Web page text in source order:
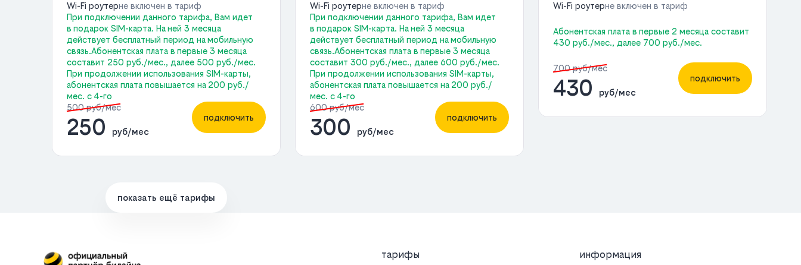
Wi-Fi роутерне включен в тариф
При подключении данного тарифа, Вам идет
в подарок SIM-карта. На ней 3 месяца
действует бесплатный период на мобильную
связь.Абонентская плата в первые 3 месяца
составит 250 руб./мес., далее 500 руб./мес.
При продолжении использования SIM-карты,
абонентская плата повышается на 200 руб./
мес. с 4-го
500 руб/мес
250 руб/мес
подключить
Wi-Fi роутерне включен в тариф
При подключении данного тарифа, Вам идет
в подарок SIM-карта. На ней 3 месяца
действует бесплатный период на мобильную
связь.Абонентская плата в первые 3 месяца
составит 300 руб./мес., далее 600 руб./мес.
При продолжении использования SIM-карты,
абонентская плата повышается на 200 руб./
мес. с 4-го
600 руб/мес
300 руб/мес
подключить
Wi-Fi роутерне включен в тариф
Абонентская плата в первые 2 месяца составит
430 руб./мес., далее 700 руб./мес.
700 руб/мес
430 руб/мес
подключить
показать ещё тарифы
тарифы информация